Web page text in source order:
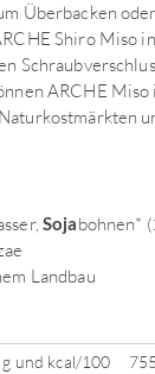
Überbacken
Shiro Miso
ARCHE Miso
Sojabohnen*
Landbau
und kcal/100